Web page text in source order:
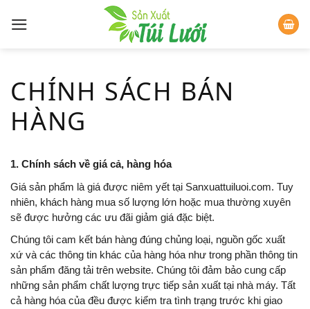
CHÍNH SÁCH BÁN
HÀNG
1. Chính sách về giá cả, hàng hóa
Giá sản phẩm là giá được niêm yết tại Sanxuattuiluoi.com. Tuy
nhiên, khách hàng mua số lượng lớn hoặc mua thường xuyên
sẽ được hưởng các ưu đãi giảm giá đặc biệt.
Chúng tôi cam kết bán hàng đúng chủng loại, nguồn gốc xuất
xứ và các thông tin khác của hàng hóa như trong phần thông tin
sản phẩm đăng tải trên website. Chúng tôi đảm bảo cung cấp
những sản phẩm chất lượng trực tiếp sản xuất tại nhà máy. Tất
cả hàng hóa của đều được kiểm tra tình trạng trước khi giao